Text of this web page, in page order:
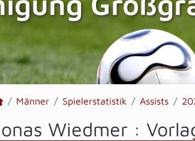
Männer Spielerstatistik Assists
Wiedmer :